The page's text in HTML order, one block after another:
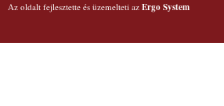
Az oldalt fejlesztette és üzemelteti az Ergo System